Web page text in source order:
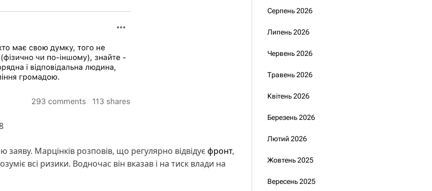
Марцінків розповів, що регулярно відвідуєфронт,
всі ризики. Водночас він вказав і на тиск влади на
Серпень 2026
Липень 2026
Червень 2026
Травень 2026
Квітень 2026
Березень 2026
Лютий 2026
Жовтень 2025
Вересень 2025